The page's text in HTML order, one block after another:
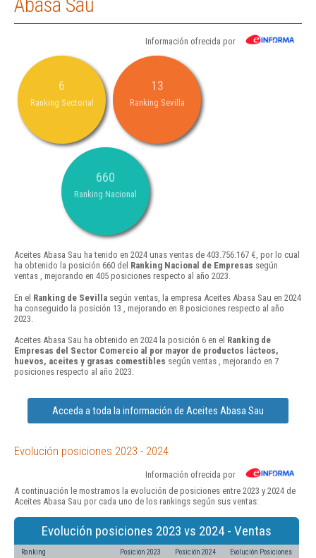
Abasa Sau
Información ofrecida por
6
Ranking Sectorial
13
Ranking Sevilla
660
Ranking Nacional
Aceites Abasa Sau ha tenido en 2024 unas ventas de 403.756.167 €, por lo cual
ha obtenido la posición 660 del Ranking Nacional de Empresas según
ventas , mejorando en 405 posiciones respecto al año 2023.
En el Ranking de Sevilla según ventas, la empresa Aceites Abasa Sau en 2024
ha conseguido la posición 13 , mejorando en 8 posiciones respecto al año
2023.
Aceites Abasa Sau ha obtenido en 2024 la posición 6 en el Ranking de
Empresas del Sector Comercio al por mayor de productos lácteos,
huevos, aceites y grasas comestibles según ventas , mejorando en 7
posiciones respecto al año 2023.
Acceda a toda la información de Aceites Abasa Sau
Evolución posiciones 2023 - 2024
Información ofrecida por
A continuación le mostramos la evolución de posiciones entre 2023 y 2024 de
Aceites Abasa Sau por cada uno de los rankings según sus ventas:
Evolución posiciones 2023 vs 2024 - Ventas
Ranking Posición 2023 Posición 2024 Evolución Posiciones